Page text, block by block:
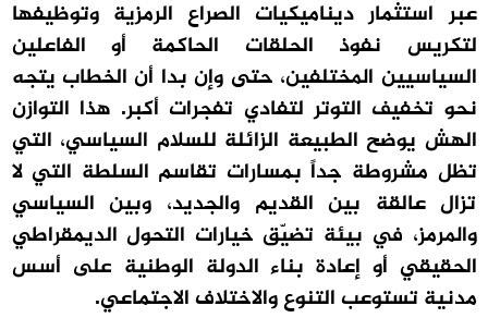
عبر استثمار ديناميكيات الصراع الرمزية وتوظيفها
لتكريس نفوذ الحلقات الحاكمة أو الفاعلين
السياسيين المختلفين، حتى وإن بدا أن الخطاب يتجه
نحو تخفيف التوتر لتفادي تفجرات أكبر. هذا التوازن
الهش يوضح الطبيعة الزائلة للسلام السياسي، التي
تظل مشروطة جداً بمسارات تقاسم السلطة التي لا
تزال عالقة بين القديم والجديد، وبين السياسي
والمرمز، في بيئة تضيّق خيارات التحول الديمقراطي
الحقيقي أو إعادة بناء الدولة الوطنية على أسس
مدنية تستوعب التنوع والاختلاف الاجتماعي.